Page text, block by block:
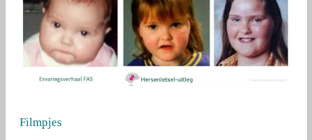
Filmpjes